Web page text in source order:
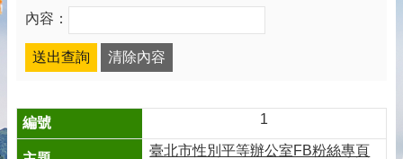
內容：
1
臺北市性別平等辦公室FB粉絲專頁